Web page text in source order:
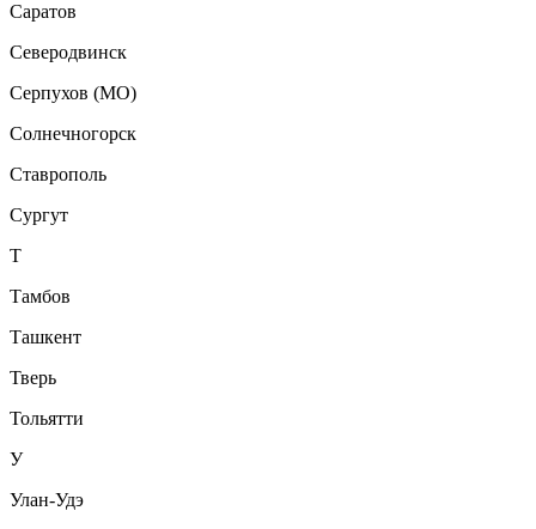
Саратов
Северодвинск
Серпухов (МО)
Солнечногорск
Ставрополь
Сургут
Т
Тамбов
Ташкент
Тверь
Тольятти
У
Улан-Удэ